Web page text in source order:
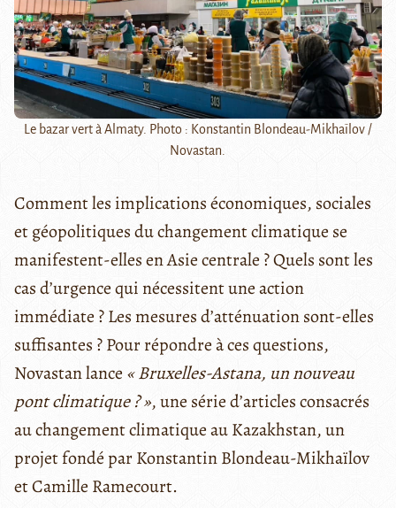
Le bazar vert à Almaty. Photo : Konstantin Blondeau-Mikhaïlov /
Novastan.
Comment les implications économiques, sociales
et géopolitiques du changement climatique se
manifestent-elles en Asie centrale ? Quels sont les
cas d’urgence qui nécessitent une action
immédiate ? Les mesures d’atténuation sont-elles
suffisantes ? Pour répondre à ces questions,
Novastan lance« Bruxelles-Astana, un nouveau
pont climatique ? », une série d’articles consacrés
au changement climatique au Kazakhstan, un
projet fondé par Konstantin Blondeau-Mikhaïlov
et Camille Ramecourt.